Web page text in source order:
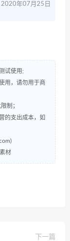
2020年07月25日
试使用;
用，请勿用于商
制；
的支出成本，如
材
下一篇